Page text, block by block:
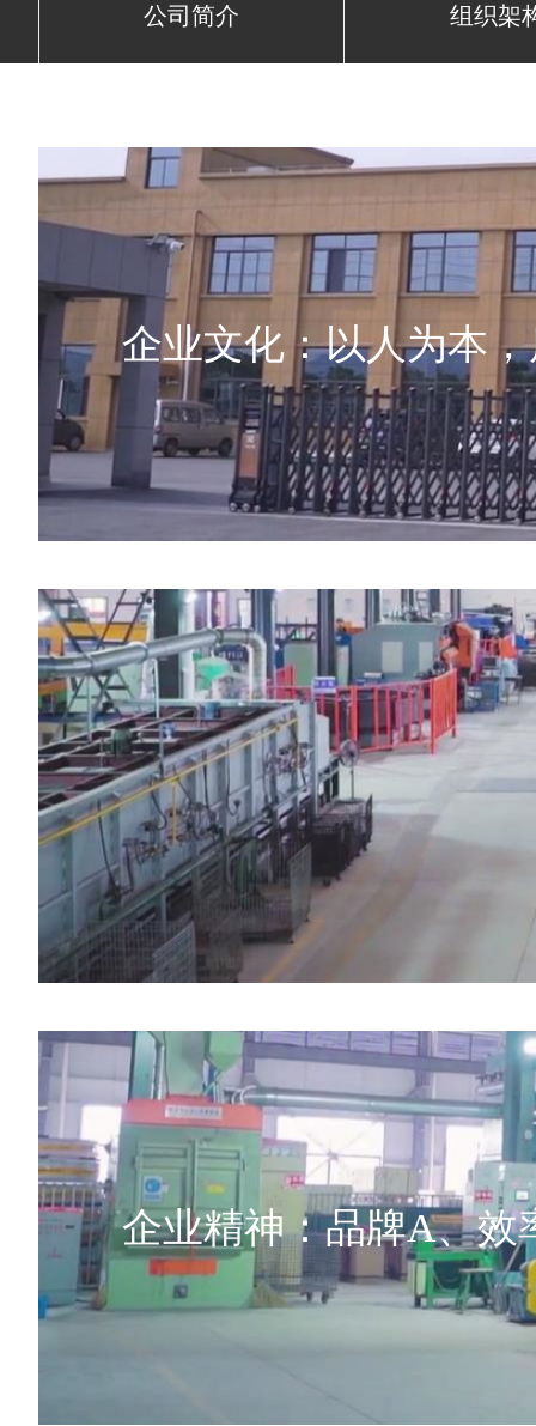
公司简介 组织架
企业文化：以人为本
企业精神：品牌A、效